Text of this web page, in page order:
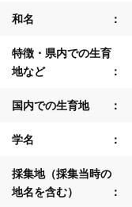
和名
特徴・県内での生育
地など
国内での生育地
学名
採集地（採集当時の
地名を含む）